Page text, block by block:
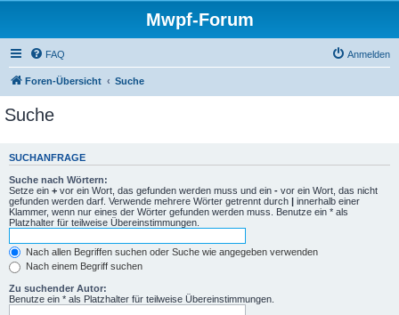
Mwpf-Forum
FAQ Anmelden
Foren-Übersicht Suche
Suche
SUCHANFRAGE
Suche nach Wörtern:
Setze ein + vor ein Wort, das gefunden werden muss und ein - vor ein Wort, das nicht
gefunden werden darf. Verwende mehrere Wörter getrennt durch | innerhalb einer
Klammer, wenn nur eines der Wörter gefunden werden muss. Benutze ein * als
Platzhalter für teilweise Übereinstimmungen.
Nach allen Begriffen suchen oder Suche wie angegeben verwenden
Nach einem Begriff suchen
Zu suchender Autor:
Benutze ein * als Platzhalter für teilweise Übereinstimmungen.